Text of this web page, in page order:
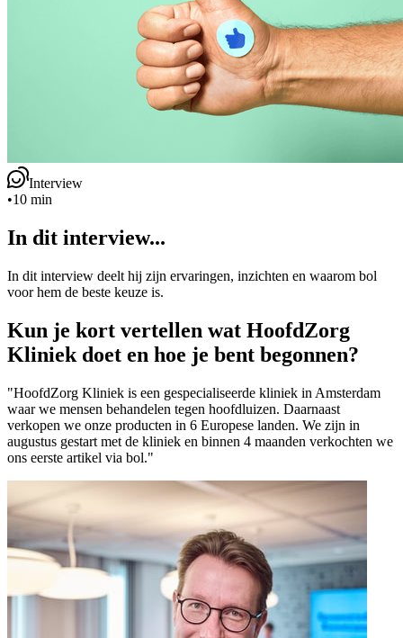
Interview
•10 min
In dit interview...
In dit interview deelt hij zijn ervaringen, inzichten en waarom bol
voor hem de beste keuze is.
Kun je kort vertellen wat HoofdZorg
Kliniek doet en hoe je bent begonnen?
"HoofdZorg Kliniek is een gespecialiseerde kliniek in Amsterdam
waar we mensen behandelen tegen hoofdluizen. Daarnaast
verkopen we onze producten in 6 Europese landen. We zijn in
augustus gestart met de kliniek en binnen 4 maanden verkochten we
ons eerste artikel via bol."